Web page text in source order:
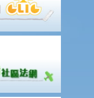
是否侵犯版权，应该
连结到另一处（即是
连结登入另一个网